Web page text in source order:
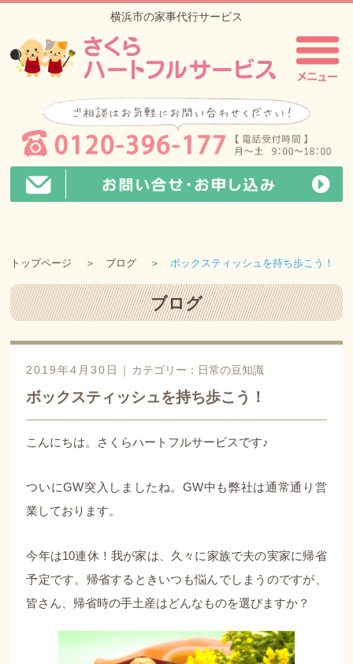
横浜市の家事代行サービス
トップページ ブログ ボックスティッシュを持ち歩こう！
ブログ
2019年4月30日｜ カテゴリー： 日常の豆知識
ボックスティッシュを持ち歩こう！
こんにちは。さくらハートフルサービスです♪
ついにGW突入しましたね。GW中も弊社は通常通り営
業しております。
今年は10連休！我が家は、久々に家族で夫の実家に帰省
予定です。帰省するときいつも悩んでしまうのですが、
皆さん、帰省時の手土産はどんなものを選びますか？